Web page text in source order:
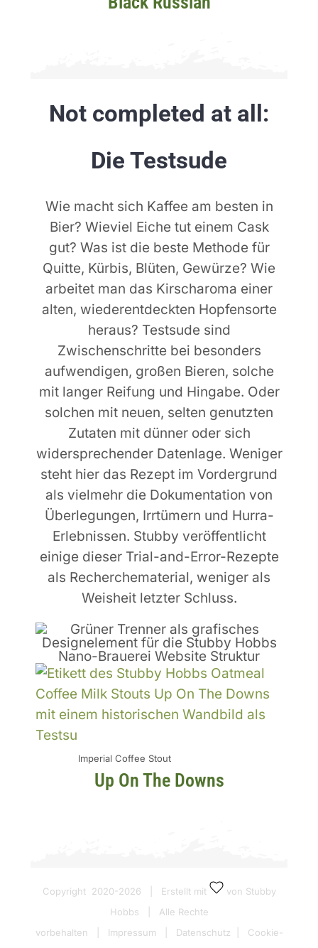
Not completed at all:
Die Testsude
Wie macht sich Kaffee am besten in
Bier? Wieviel Eiche tut einem Cask
gut? Was ist die beste Methode für
Quitte, Kürbis, Blüten, Gewürze? Wie
arbeitet man das Kirscharoma einer
alten, wiederentdeckten Hopfensorte
heraus? Testsude sind
Zwischenschritte bei besonders
aufwendigen, großen Bieren, solche
mit langer Reifung und Hingabe. Oder
solchen mit neuen, selten genutzten
Zutaten mit dünner oder sich
widersprechender Datenlage. Weniger
steht hier das Rezept im Vordergrund
als vielmehr die Dokumentation von
Überlegungen, Irrtümern und Hurra-
Erlebnissen. Stubby veröffentlicht
einige dieser Trial-and-Error-Rezepte
als Recherchematerial, weniger als
Weisheit letzter Schluss.
Imperial Coffee Stout
Up On The Downs
Copyright 2020- 2026 | Erstellt mit
von Stubby
Hobbs | Alle Rechte
vorbehalten | Impressum Datenschutz
Cookie-